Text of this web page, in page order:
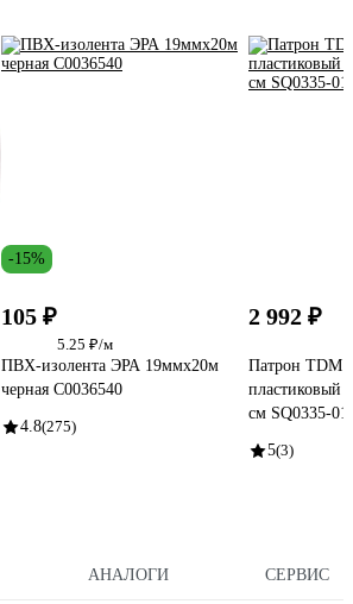
-15%
105 ₽
5.25 ₽/м
ПВХ-изолента ЭРА 19ммх20м
черная C0036540
4.8(275)
2 992 ₽
Патрон TDM
пластиковый
см SQ0335-
5(3)
АНАЛОГИ СЕРВИС